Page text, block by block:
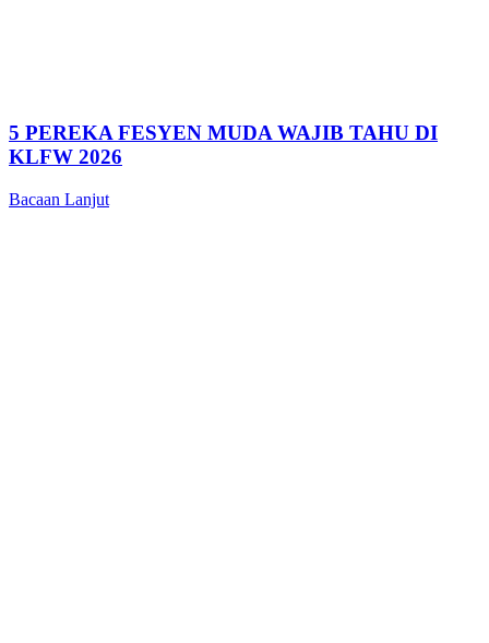
5 PEREKA FESYEN MUDA WAJIB TAHU DI
KLFW 2026
Bacaan Lanjut